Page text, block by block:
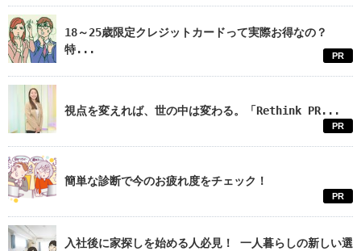
18～25歳限定クレジットカードって実際お得なの？
特...
PR
視点を変えれば、世の中は変わる。「Rethink PR...
PR
簡単な診断で今のお疲れ度をチェック！
PR
入社後に家探しを始める人必見！ 一人暮らしの新しい選